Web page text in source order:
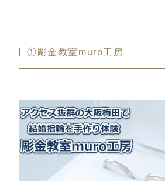
①彫金教室muro工房